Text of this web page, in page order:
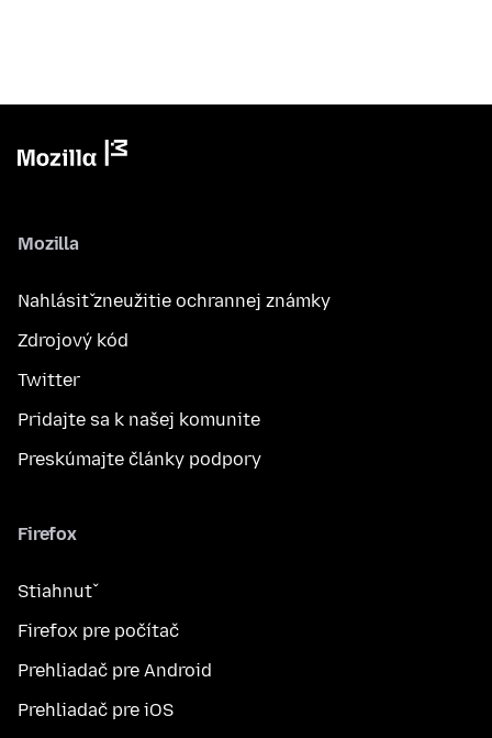
Mozilla
Nahlásiť zneužitie ochrannej známky
Zdrojový kód
Twitter
Pridajte sa k našej komunite
Preskúmajte články podpory
Firefox
Stiahnuť
Firefox pre počítač
Prehliadač pre Android
Prehliadač pre iOS